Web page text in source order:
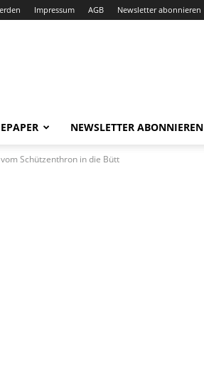
Impressum AGB Newsletter abonnieren
EPAPER NEWSLETTER ABONNIEREN
Schützenthron in die Bütt